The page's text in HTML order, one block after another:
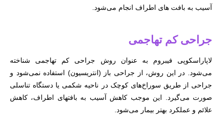
آسیب به بافت های اطراف انجام می‌شود.
جراحی کم تهاجمی
لاپاراسکوپی فیبروم به عنوان روش جراحی کم تهاجمی شناخته
می‌شود. در این روش، از جراحی باز (انتریسیون) استفاده نمی‌شود و
جراحی از طریق سوراخ‌های کوچک در ناحیه شکمی یا دستگاه تناسلی
صورت می‌گیرد. این موجب کاهش آسیب به بافتهای اطراف، کاهش
علائم و عملکرد بهتر بیمار می‌شود.